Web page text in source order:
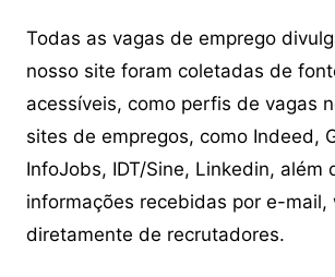
Todas as vagas de emprego
nosso site foram coletadas de
acessíveis, como perfis de vagas
sites de empregos, como Indeed,
InfoJobs, IDT/Sine, Linkedin, além
informações recebidas por e-mail,
diretamente de recrutadores.